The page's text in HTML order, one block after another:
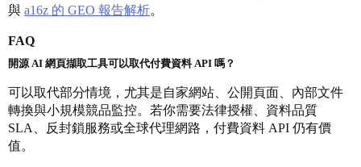
與 a16z 的 GEO 報告解析。
FAQ
開源 AI 網頁擷取工具可以取代付費資料 API 嗎？
可以取代部分情境，尤其是自家網站、公開頁面、內部文件
轉換與小規模競品監控。若你需要法律授權、資料品質
SLA、反封鎖服務或全球代理網路，付費資料 API 仍有價
值。